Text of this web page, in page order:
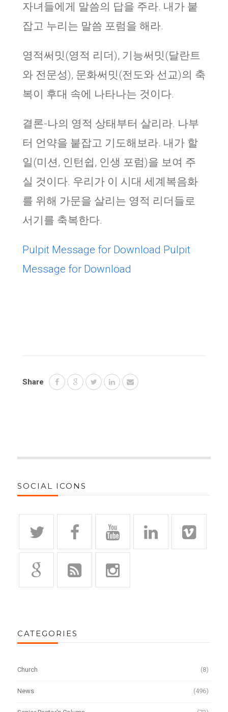
자녀들에게 말씀의 답을 주라. 내가 붙
잡고 누리는 말씀 포럼을 해라.
영적써밋(영적 리더), 기능써밋(달란트
와 전문성), 문화써밋(전도와 선교)의 축
복이 후대 속에 나타나는 것이다.
결론-나의 영적 상태부터 살리라. 나부
터 언약을 붙잡고 기도해보라. 내가 할
일(미션, 인턴쉽, 인생 포럼)을 보여 주
실 것이다. 우리가 이 시대 세계복음화
를 위해 가문을 살리는 영적 리더들로
서기를 축복한다.
Pulpit Message for Download Pulpit
Message for Download
Share
SOCIAL ICONS
CATEGORIES
Church (8)
News (496)